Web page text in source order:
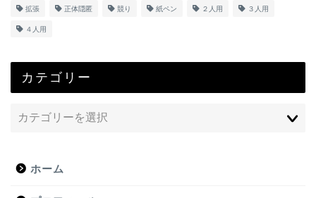
拡張 正体隠匿 競り 紙ペン ２人用 ３人用
４人用
カテゴリー
ホーム